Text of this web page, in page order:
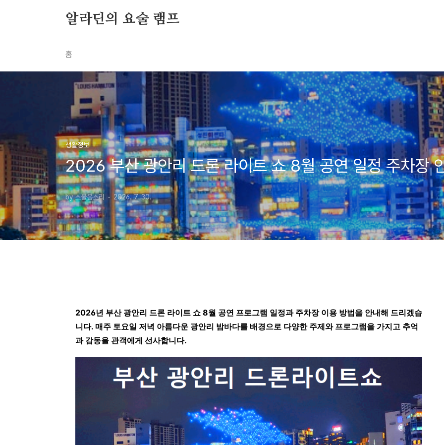
알라딘의 요술 램프
홈
생활정보
2026 부산 광안리 드론 라이트 쇼 8월 공연 일정 주차장
by 소울음소리 2026. 7. 30.
2026년 부산 광안리 드론 라이트 쇼 8월 공연 프로그램 일정과 주차장 이용 방법을 안내해 드리겠습
니다. 매주 토요일 저녁 아름다운 광안리 밤바다를 배경으로 다양한 주제와 프로그램을 가지고 추억
과 감동을 관객에게 선사합니다.